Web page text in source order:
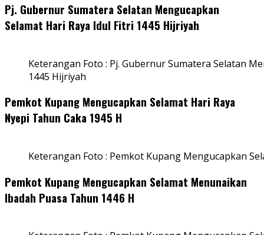
Pj. Gubernur Sumatera Selatan Mengucapkan
Selamat Hari Raya Idul Fitri 1445 Hijriyah
Keterangan Foto : Pj. Gubernur Sumatera Selatan
1445 Hijriyah
Pemkot Kupang Mengucapkan Selamat Hari Raya
Nyepi Tahun Caka 1945 H
Keterangan Foto : Pemkot Kupang Mengucapkan
Pemkot Kupang Mengucapkan Selamat Menunaikan
Ibadah Puasa Tahun 1446 H